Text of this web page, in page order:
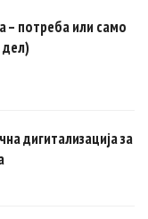
– потреба или само
дигитализација за